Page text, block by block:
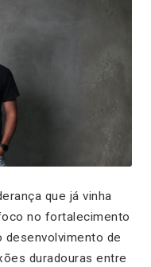
que já vinha
no fortalecimento
desenvolvimento de
duradouras entre